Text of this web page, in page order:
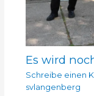
Es wird
Schreibe einen
svlangenberg